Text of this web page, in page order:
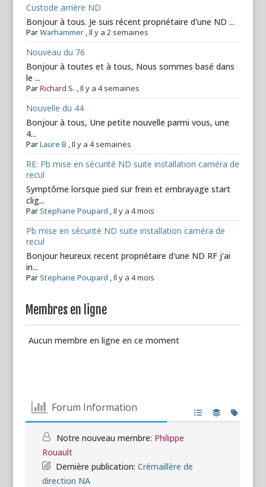
Custode arrière ND
Bonjour à tous. Je suis récent propriétaire d'une ND ...
ParWarhammer, Il y a 2 semaines
Nouveau du 76
Bonjour à toutes et à tous, Nous sommes basé dans
le ...
ParRichard S. Il y a 4 semaines
Nouvelle du 44
Bonjour à tous, Une petite nouvelle parmi vous, une
4...
ParLaure B Il y a 4 semaines
RE: Pb mise en sécurité ND suite installation caméra de
recul
Symptôme lorsque pied sur frein et embrayage start
clig...
ParStephane Poupard Il y a 4 mois
Pb mise en sécurité ND suite installation caméra de
recul
Bonjour heureux recent propriétaire d'une ND RF j'ai
in...
ParStephane Poupard Il y a 4 mois
Membres en ligne
Aucun membre en ligne en ce moment
Forum Information
Notre nouveau membre: Philippe
Rouault
Dernière publication: Crémaillère de
direction NA